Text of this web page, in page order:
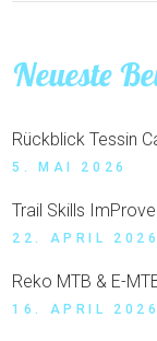
Neueste
Rückblick Tessin
5. MAI 2026
Trail Skills
22. APRIL 2026
Reko MTB & E-
16. APRIL 2026